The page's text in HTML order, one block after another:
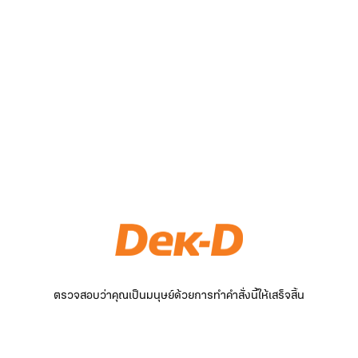
ตรวจสอบว่าคุณเป็นมนุษย์ด้วยการทำคำสั่งนี้ให้เสร็จสิ้น